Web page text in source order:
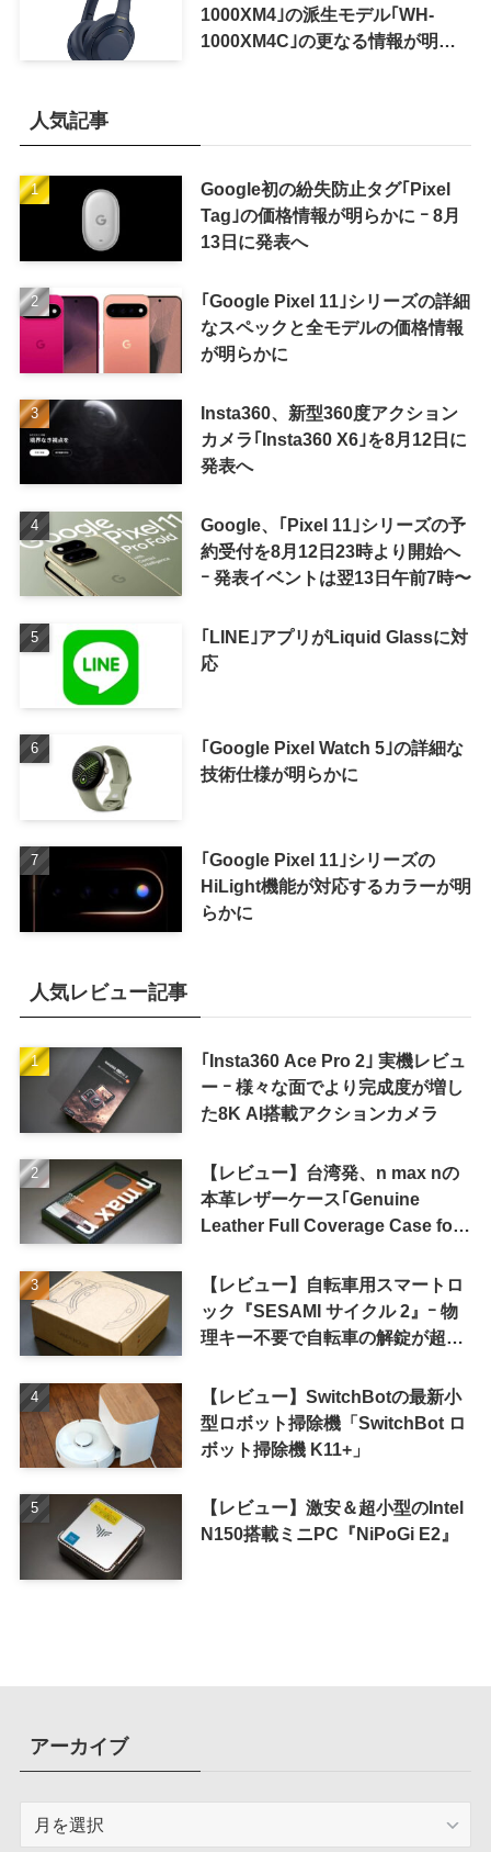
1000XM4｣の派生モデル｢WH-
1000XM4C｣の更なる情報が明ら
人気記事
Google初の紛失防止タグ｢Pixel
Tag｣の価格情報が明らかに ｰ 8月
13日に発表へ
｢Google Pixel 11｣シリーズの詳細
なスペックと全モデルの価格情報
が明らかに
Insta360、新型360度アクション
カメラ｢Insta360 X6｣を8月12日に
発表へ
Google、｢Pixel 11｣シリーズの予
約受付を8月12日23時より開始へ
ｰ 発表イベントは翌13日午前7時〜
｢LINE｣アプリがLiquid Glassに対
応
｢Google Pixel Watch 5｣の詳細な
技術仕様が明らかに
｢Google Pixel 11｣シリーズの
HiLight機能が対応するカラーが明
らかに
人気レビュー記事
｢Insta360 Ace Pro 2｣ 実機レビュ
ー ｰ 様々な面でより完成度が増し
た8K AI搭載アクションカメラ
【レビュー】台湾発、n max nの
本革レザーケース｢Genuine
Leather Full Coverage Case for
【レビュー】自転車用スマートロ
ック『SESAMI サイクル 2』ｰ 物
理キー不要で自転車の解錠が超簡
【レビュー】SwitchBotの最新小
型ロボット掃除機「SwitchBot ロ
ボット掃除機 K11+」
【レビュー】激安＆超小型のIntel
N150搭載ミニPC『NiPoGi E2』
アーカイブ